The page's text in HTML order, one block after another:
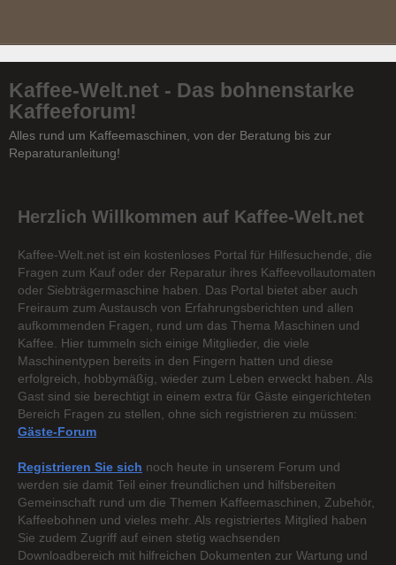
Kaffee-Welt.net - Das bohnenstarke
Kaffeeforum!
Alles rund um Kaffeemaschinen, von der Beratung bis zur
Reparaturanleitung!
Herzlich Willkommen auf Kaffee-Welt.net
Kaffee-Welt.net ist ein kostenloses Portal für Hilfesuchende, die
Fragen zum Kauf oder der Reparatur ihres Kaffeevollautomaten
oder Siebträgermaschine haben. Das Portal bietet aber auch
Freiraum zum Austausch von Erfahrungsberichten und allen
aufkommenden Fragen, rund um das Thema Maschinen und
Kaffee. Hier tummeln sich einige Mitglieder, die viele
Maschinentypen bereits in den Fingern hatten und diese
erfolgreich, hobbymäßig, wieder zum Leben erweckt haben. Als
Gast sind sie berechtigt in einem extra für Gäste eingerichteten
Bereich Fragen zu stellen, ohne sich registrieren zu müssen:
Gäste-Forum
Registrieren Sie sich noch heute in unserem Forum und
werden sie damit Teil einer freundlichen und hilfsbereiten
Gemeinschaft rund um die Themen Kaffeemaschinen, Zubehör,
Kaffeebohnen und vieles mehr. Als registriertes Mitglied haben
Sie zudem Zugriff auf einen stetig wachsenden
Downloadbereich mit hilfreichen Dokumenten zur Wartung und